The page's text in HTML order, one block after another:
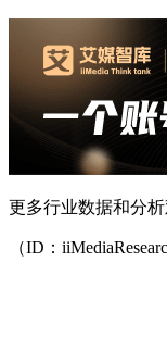
更多行业数据和分
（ID：